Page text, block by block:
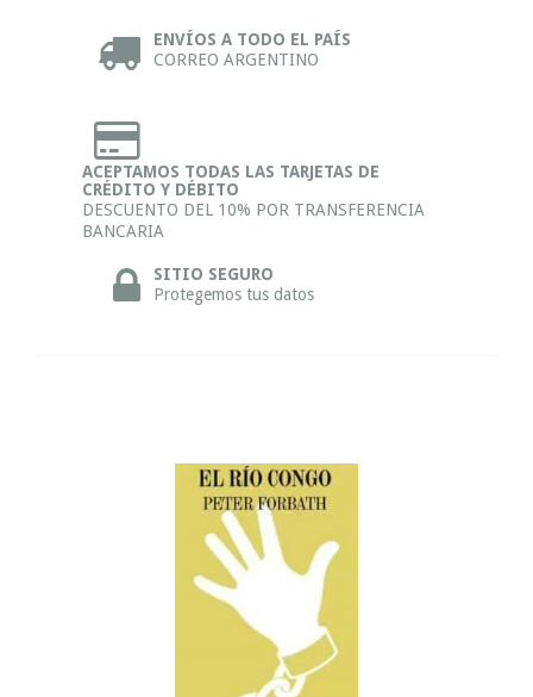
ENVÍOS A TODO EL PAÍS
CORREO ARGENTINO
ACEPTAMOS TODAS LAS TARJETAS DE
CRÉDITO Y DÉBITO
DESCUENTO DEL 10% POR TRANSFERENCIA
BANCARIA
SITIO SEGURO
Protegemos tus datos